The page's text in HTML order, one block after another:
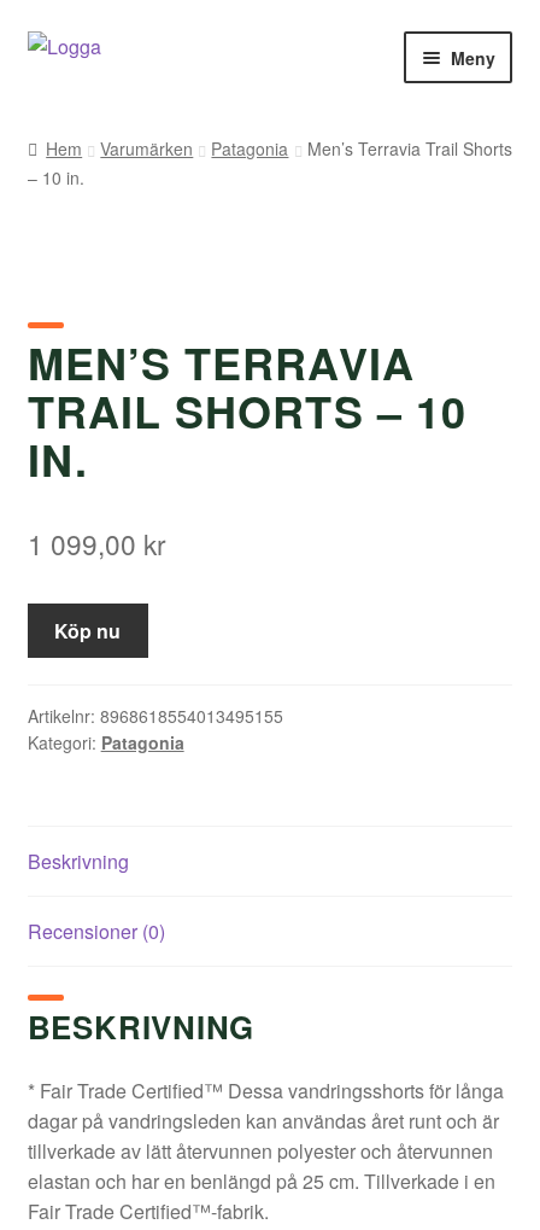
Hoppa
Hoppa
Meny
Kontakt
Varumärken
Väljare
Hem Varumärken Patagonia
Men’s Terravia Trail Shorts
– 10 in.
MEN’S TERRAVIA
TRAIL SHORTS – 10
IN.
1 099,00 kr
Köp nu
Artikelnr: 8968618554013495155
Kategori: Patagonia
Beskrivning
Recensioner (0)
BESKRIVNING
* Fair Trade Certified™ Dessa vandringsshorts för långa
dagar på vandringsleden kan användas året runt och är
tillverkade av lätt återvunnen polyester och återvunnen
elastan och har en benlängd på 25 cm. Tillverkade i en
Fair Trade Certified™-fabrik.